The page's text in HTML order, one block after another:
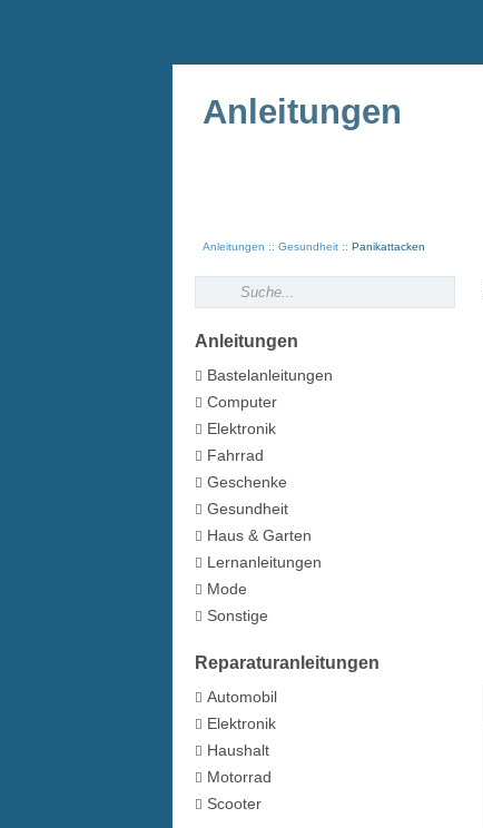
Anleitungen
Anleitungen Gesundheit Panikattacken
Anleitungen
Bastelanleitungen
Computer
Elektronik
Fahrrad
Geschenke
Gesundheit
Haus & Garten
Lernanleitungen
Mode
Sonstige
Reparaturanleitungen
Automobil
Elektronik
Haushalt
Motorrad
Scooter